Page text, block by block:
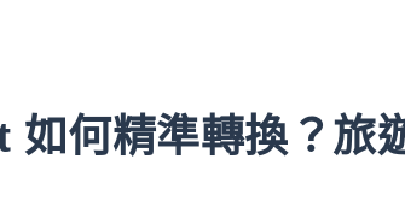
何精準轉換？旅